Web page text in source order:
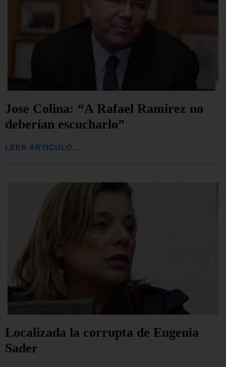
Jose Colina: “A Rafael Ramírez no
deberían escucharlo”
LEER ARTÍCULO...
Localizada la corrupta de Eugenia
Sader